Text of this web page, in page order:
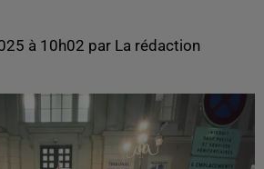
à 10h02 par La rédaction